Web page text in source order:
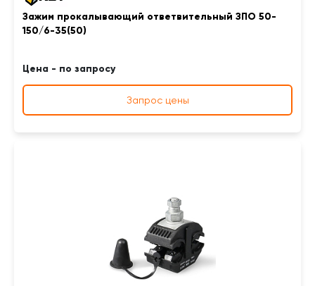
Зажим прокалывающий ответвительный ЗПО 50-
150/6-35(50)
Цена - по запросу
Запрос цены